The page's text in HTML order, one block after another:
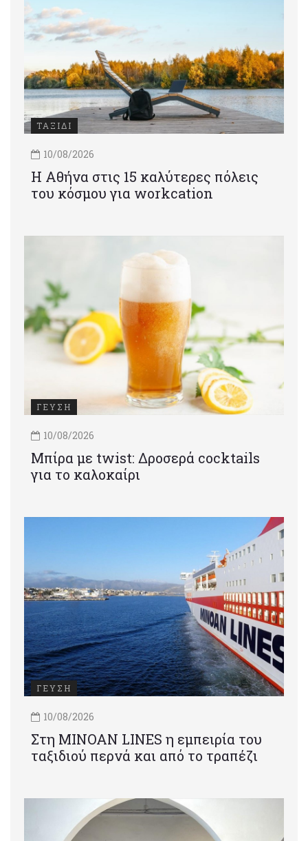
ΤΑΞΙΔΙ
10/08/2026
Η Αθήνα στις 15 καλύτερες πόλεις
του κόσμου για workcation
ΓΕΥΣΗ
10/08/2026
Μπίρα με twist: Δροσερά cocktails
για το καλοκαίρι
ΓΕΥΣΗ
10/08/2026
Στη MINOAN LINES η εμπειρία του
ταξιδιού περνά και από το τραπέζι